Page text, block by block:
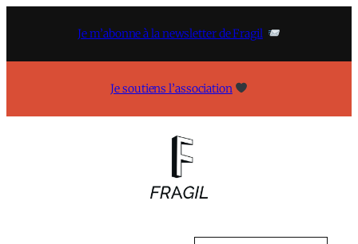
Je m’abonne à la newsletter de Fragil
Je soutiens l’association